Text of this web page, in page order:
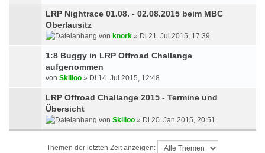
LRP Nightrace 01.08. - 02.08.2015 beim MBC
Oberlausitz
von knork » Di 21. Jul 2015, 17:39
1:8 Buggy in LRP Offroad Challange
aufgenommen
von Skilloo » Di 14. Jul 2015, 12:48
LRP Offroad Challange 2015 - Termine und
Übersicht
von Skilloo » Di 20. Jan 2015, 20:51
Themen der letzten Zeit anzeigen: